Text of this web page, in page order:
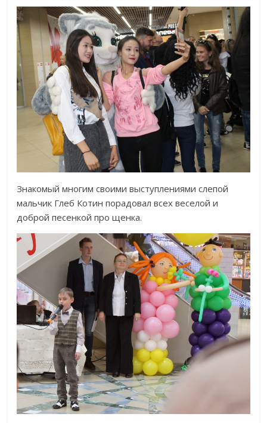
Знакомый многим своими выступлениями слепой
мальчик Глеб Котин порадовал всех веселой и
доброй песенкой про щенка.